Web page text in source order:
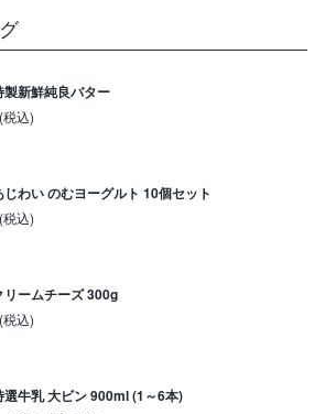
製新鮮純良バター
(税込)
わい のむヨーグルト 10個セット
(税込)
リームチーズ 300g
(税込)
選牛乳 大ビン 900ml (1～6本)